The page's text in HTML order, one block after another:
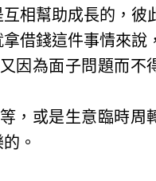
相幫助成長的，彼
借錢這件事情來說
因為面子問題而不
，或是生意臨時周
。